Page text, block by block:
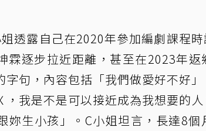
透露自己在2020年參加編劇課程
霖逐步拉近距離，甚至在2023年
字句，內容包括「我們做愛好不好
，我是不是可以接近成為我想要的
妳生小孩」。C小姐坦言，長達8個